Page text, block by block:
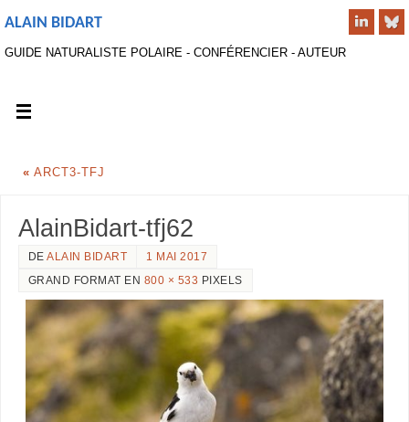
ALAIN BIDART
GUIDE NATURALISTE POLAIRE - CONFÉRENCIER - AUTEUR
« ARCT3-TFJ
AlainBidart-tfj62
DEALAIN BIDART
1 MAI 2017
GRAND FORMAT EN 800 × 533 PIXELS